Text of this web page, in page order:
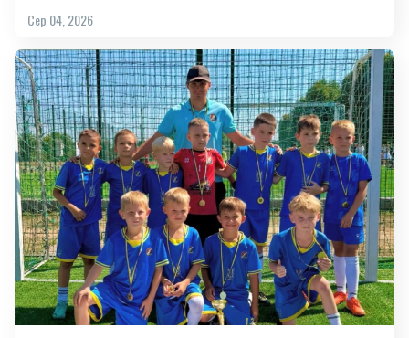
Сер 04, 2026